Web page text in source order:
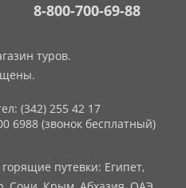
8-800-700-69-88
туров.
(342) 255 42 17
6988 (звонок бесплатный)
путевки: Египет,